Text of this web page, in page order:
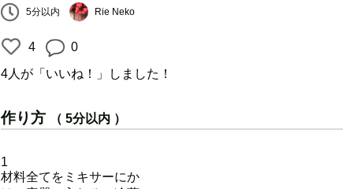
5分以内 Rie Neko
4 0
4人 が「いいね！」しました！
作り方 （ 5分以内 ）
1
材料全てをミキサーにか